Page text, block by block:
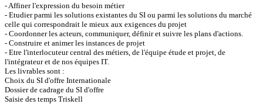
- Affiner l'expression du besoin métier
- Etudier parmi les solutions existantes du SI ou parmi les solutions du marché
celle qui correspondrait le mieux aux exigences du projet
- Coordonner les acteurs, communiquer, définir et suivre les plans d'actions.
- Construire et animer les instances de projet
- Etre l'interlocuteur central des métiers, de l'équipe étude et projet, de
l'intégrateur et de nos équipes IT.
Les livrables sont :
Choix du SI d'offre Internationale
Dossier de cadrage du SI d'offre
Saisie des temps Triskell